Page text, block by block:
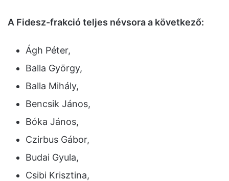
A Fidesz-frakció teljes névsora a következő:
Ágh Péter,
Balla György,
Balla Mihály,
Bencsik János,
Bóka János,
Czirbus Gábor,
Budai Gyula,
Csibi Krisztina,